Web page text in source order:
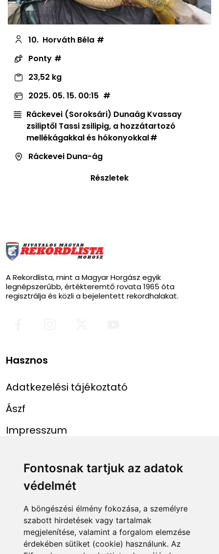
Fontosnak tartjuk az adatok
védelmét
A böngészési élmény fokozása, a személyre
szabott hirdetések vagy tartalmak
megjelenítése, valamint a forgalom elemzése
érdekében sütiket (cookie) használunk. Az
10. Horváth Béla
Ponty
23,52 kg
2025. 05. 15. 00:15
Ráckevei (Soroksári) Dunaág Kvassay
zsiliptől Tassi zsilipig, a hozzátartozó
mellékágakkal és hókonyokkal
Ráckevei Duna-ág
Részletek
A Rekordlista, mint a Magyar Horgász egyik
legnépszerűbb, értékteremtő rovata 1965 óta
regisztrálja és közli a bejelentett rekordhalakat.
Hasznos
Adatkezelési tájékoztató
Ászf
Impresszum
Menü
Főoldal
Rekordlista
Abszolút rekordlista
Linkek
mohosz.hu
horgaszjegy.hu